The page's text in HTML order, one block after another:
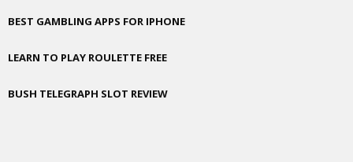
BEST GAMBLING APPS FOR IPHONE
LEARN TO PLAY ROULETTE FREE
BUSH TELEGRAPH SLOT REVIEW